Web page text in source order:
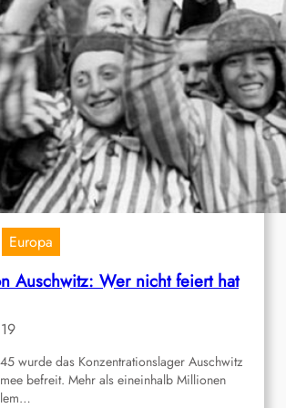
Europa
Auschwitz: Wer nicht feiert hat
wurde das Konzentrationslager Auschwitz
befreit. Mehr als eineinhalb Millionen